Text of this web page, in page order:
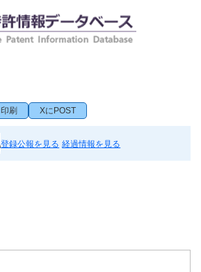
印刷 XにPOST
登録公報を見る 経過情報を見る